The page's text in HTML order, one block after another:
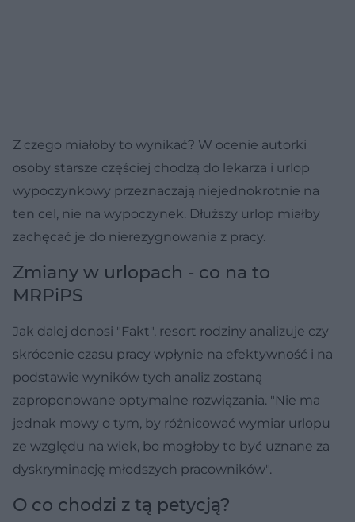
Z czego miałoby to wynikać? W ocenie autorki
osoby starsze częściej chodzą do lekarza i urlop
wypoczynkowy przeznaczają niejednokrotnie na
ten cel, nie na wypoczynek. Dłuższy urlop miałby
zachęcać je do nierezygnowania z pracy.
Zmiany w urlopach - co na to
MRPiPS
Jak dalej donosi "Fakt", resort rodziny analizuje czy
skrócenie czasu pracy wpłynie na efektywność i na
podstawie wyników tych analiz zostaną
zaproponowane optymalne rozwiązania. "Nie ma
jednak mowy o tym, by różnicować wymiar urlopu
ze względu na wiek, bo mogłoby to być uznane za
dyskryminację młodszych pracowników".
O co chodzi z tą petycją?